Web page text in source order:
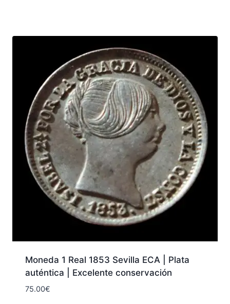
Moneda 1 Real 1853 Sevilla ECA | Plata
auténtica | Excelente conservación
75.00€